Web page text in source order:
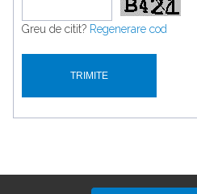
Greu de citit? Regenerare cod